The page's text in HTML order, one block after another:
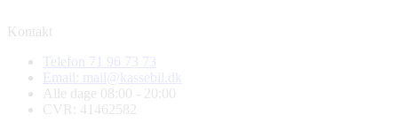
Kontakt
Telefon 71 96 73 73
Email: mail@kassebil.dk
Alle dage 08:00 - 20:00
CVR: 41462582